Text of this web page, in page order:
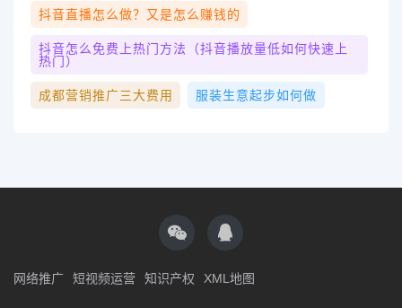
抖音直播怎么做？又是怎么赚钱的
抖音怎么免费上热门方法（抖音播放量低如何快速上
热门）
成都营销推广三大费用 服装生意起步如何做
网络推广 短视频运营 知识产权 XML地图